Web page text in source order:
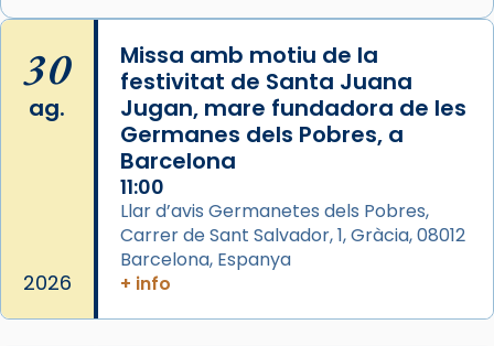
Memòria de les santes Juliana i
Semproniana, verges i màrtirs.
Acompanyant la història de sant Cugat, a
partir de l’Edat Mitjana sorgeix la tradició
que les santes Juliana (“relatiu a Júlia”) i
Semproniana (“relatiu a Semprònia =
eterna”) són deixebles seves. I l’any 1667, el
frare Joan Gaspar Roig, afirma en una obra
que les santes són filles de l’antiga Iluro.
Mataró en reivindicarà les relíquies fins que
a la “Missa de les Santes” (“Missa de
30
ag.
2026
Missa amb motiu de la
festivitat de Santa Juana
Jugan, mare fundadora de les
Germanes dels Pobres, a
Barcelona
11:00
Llar d’avis Germanetes dels Pobres,
Carrer de Sant Salvador, 1, Gràcia, 08012
Barcelona, Espanya
+ info